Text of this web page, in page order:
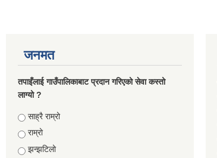
जनमत
तपाइँलाई गाउँपालिकाबाट प्रदान गरिएको सेवा कस्तो
लाग्यो ?
Choices
साह्रै राम्रो
राम्रो
झन्झटिलो